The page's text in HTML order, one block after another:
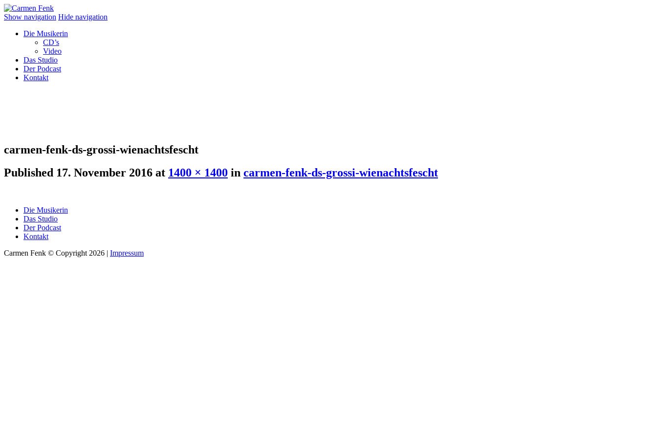
Show navigation Hide navigation
Die Musikerin
CD’s
Video
Das Studio
Der Podcast
Kontakt
carmen-fenk-ds-grossi-wienachtsfescht
Published 17. November 2016 at 1400 × 1400 in carmen-fenk-ds-grossi-wienachtsfescht
Die Musikerin
Das Studio
Der Podcast
Kontakt
Carmen Fenk © Copyright 2026 | Impressum